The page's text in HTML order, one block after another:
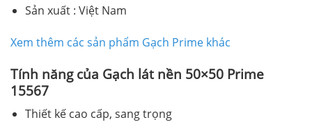
Sản xuất : Việt Nam
Xem thêm các sản phẩm Gạch Prime khác
Tính năng của Gạch lát nền 50×50 Prime
15567
Thiết kế cao cấp, sang trọng